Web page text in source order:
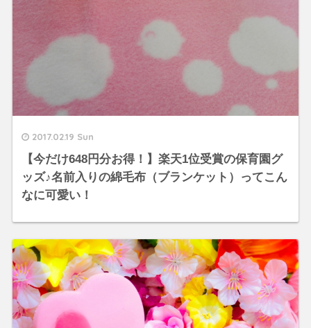
2017.02.19 Sun
【今だけ648円分お得！】楽天1位受賞の保育園グ
ッズ♪名前入りの綿毛布（ブランケット）ってこん
なに可愛い！